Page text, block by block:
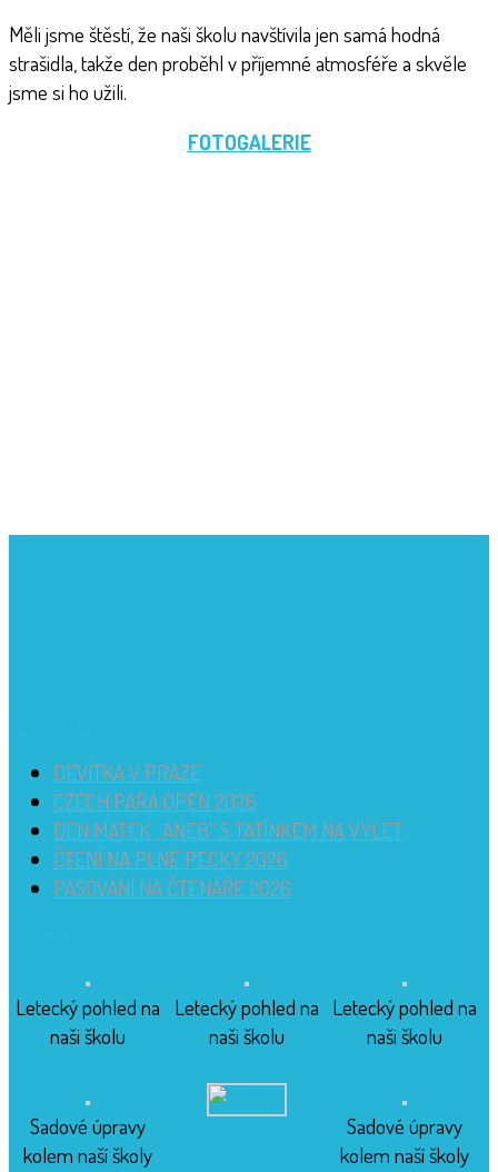
Měli jsme štěstí, že naši školu navštívila jen samá hodná
strašidla, takže den proběhl v příjemné atmosféře a skvěle
jsme si ho užili.
FOTOGALERIE
DEVÍTKA V PRAZE
CZECH PARA OPEN 2026
DEN MATEK „ANEB“ S TATÍNKEM NA VÝLET
ČTENÍ NA PLNÉ PECKY 2026
PASOVÁNÍ NA ČTENÁŘE 2026
Letecký pohled na
naši školu
Letecký pohled na
naši školu
Letecký pohled na
naši školu
Sadové úpravy
kolem naší školy
Sadové úpravy
kolem naší školy